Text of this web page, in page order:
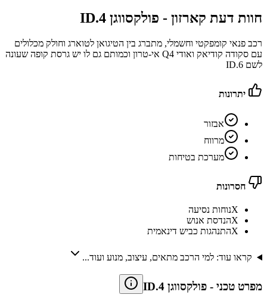
חוות דעת קארזון - פולקסווגן ID.4
רכב פנאי קומפקטי וחשמלי, מתברג בין הטיגואן לטוארג וחולק מכלולים
עם סקודה קודיאק ואודי Q4 אי-טרון וכמותם גם לו יש גרסת קופה שעונה
לשם ID.6
יתרונות
אבזור
מרווח
מערכת בטיחות
חסרונות
Xנוחות נסיעה
Xהנדסת אנוש
Xהתנהגות כביש דינאמית
קראו עוד: למי הרכב מתאים, עיצוב, מנוע ועוד...
מפרט טכני - פולקסווגן ID.4